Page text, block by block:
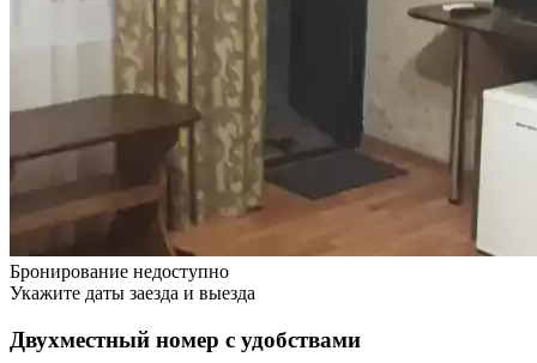
Бронирование недоступно
Укажите даты заезда и выезда
Двухместный номер с удобствами